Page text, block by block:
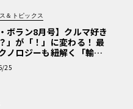
＆トピックス
・ボラン8月号】クルマ好き
」が「！」に変わる！ 最
ノロジーも紐解く「輸入
」
25